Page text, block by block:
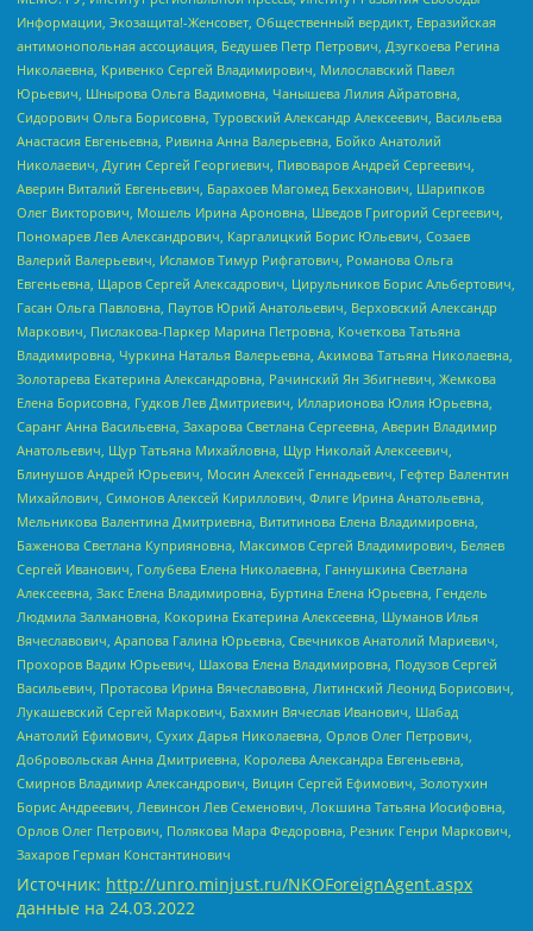
Информации, Экозащита!-Женсовет, Общественный вердикт, Евразийская
антимонопольная ассоциация, Бедушев Петр Петрович, Дзугкоева Регина
Николаевна, Кривенко Сергей Владимирович, Милославский Павел
Юрьевич, Шнырова Ольга Вадимовна, Чанышева Лилия Айратовна,
Сидорович Ольга Борисовна, Туровский Александр Алексеевич, Васильева
Анастасия Евгеньевна, Ривина Анна Валерьевна, Бойко Анатолий
Николаевич, Дугин Сергей Георгиевич, Пивоваров Андрей Сергеевич,
Аверин Виталий Евгеньевич, Барахоев Магомед Бекханович, Шарипков
Олег Викторович, Мошель Ирина Ароновна, Шведов Григорий Сергеевич,
Пономарев Лев Александрович, Каргалицкий Борис Юльевич, Созаев
Валерий Валерьевич, Исламов Тимур Рифгатович, Романова Ольга
Евгеньевна, Щаров Сергей Алексадрович, Цирульников Борис Альбертович,
Гасан Ольга Павловна, Паутов Юрий Анатольевич, Верховский Александр
Маркович, Пислакова-Паркер Марина Петровна, Кочеткова Татьяна
Владимировна, Чуркина Наталья Валерьевна, Акимова Татьяна Николаевна,
Золотарева Екатерина Александровна, Рачинский Ян Збигневич, Жемкова
Елена Борисовна, Гудков Лев Дмитриевич, Илларионова Юлия Юрьевна,
Саранг Анна Васильевна, Захарова Светлана Сергеевна, Аверин Владимир
Анатольевич, Щур Татьяна Михайловна, Щур Николай Алексеевич,
Блинушов Андрей Юрьевич, Мосин Алексей Геннадьевич, Гефтер Валентин
Михайлович, Симонов Алексей Кириллович, Флиге Ирина Анатольевна,
Мельникова Валентина Дмитриевна, Вититинова Елена Владимировна,
Баженова Светлана Куприяновна, Максимов Сергей Владимирович, Беляев
Сергей Иванович, Голубева Елена Николаевна, Ганнушкина Светлана
Алексеевна, Закс Елена Владимировна, Буртина Елена Юрьевна, Гендель
Людмила Залмановна, Кокорина Екатерина Алексеевна, Шуманов Илья
Вячеславович, Арапова Галина Юрьевна, Свечников Анатолий Мариевич,
Прохоров Вадим Юрьевич, Шахова Елена Владимировна, Подузов Сергей
Васильевич, Протасова Ирина Вячеславовна, Литинский Леонид Борисович,
Лукашевский Сергей Маркович, Бахмин Вячеслав Иванович, Шабад
Анатолий Ефимович, Сухих Дарья Николаевна, Орлов Олег Петрович,
Добровольская Анна Дмитриевна, Королева Александра Евгеньевна,
Смирнов Владимир Александрович, Вицин Сергей Ефимович, Золотухин
Борис Андреевич, Левинсон Лев Семенович, Локшина Татьяна Иосифовна,
Орлов Олег Петрович, Полякова Мара Федоровна, Резник Генри Маркович,
Захаров Герман Константинович
Источник: http://unro.minjust.ru/NKOForeignAgent.aspx
данные на 24.03.2022